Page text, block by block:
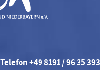
Telefon +49 8191 / 96 35 393